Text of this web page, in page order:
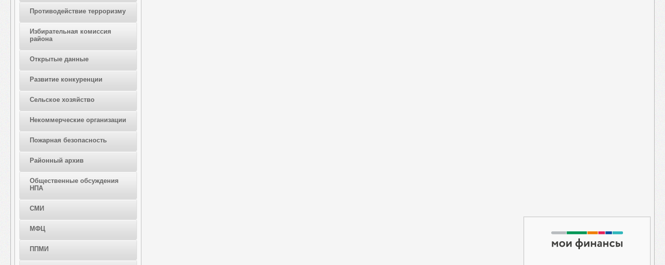
Противодействие терроризму
Избирательная комиссия
района
Открытые данные
Развитие конкуренции
Сельское хозяйство
Некоммерческие организации
Пожарная безопасность
Районный архив
Общественные обсуждения
НПА
СМИ
МФЦ
ППМИ